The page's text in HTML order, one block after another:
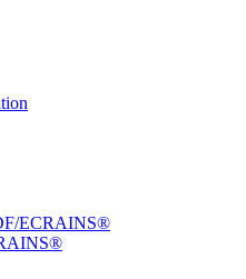
ECRAINS®